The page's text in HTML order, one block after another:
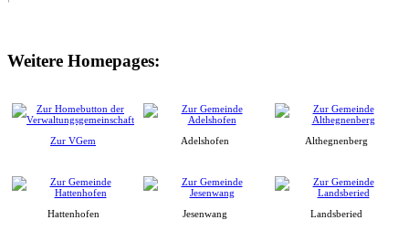
Weitere Homepages:
Zur VGem Adelshofen Althegnenberg
Hattenhofen Jesenwang Landsberied